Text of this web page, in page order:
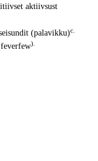
aktiivsust
(palavikku)c.
).